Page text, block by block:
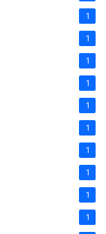
1
1
1
1
1
1
1
1
1
1